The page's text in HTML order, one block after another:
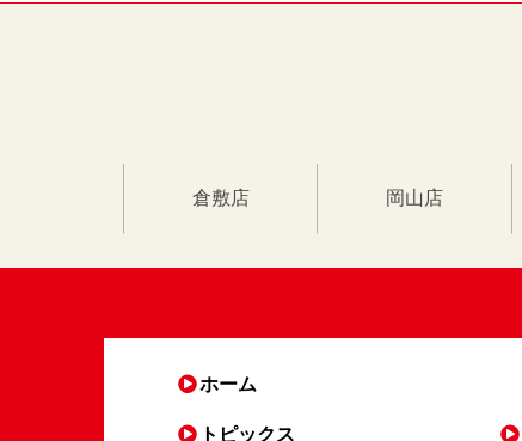
倉敷店 岡山店
ホーム
トピックス